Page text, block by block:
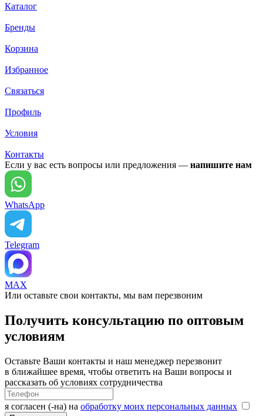
Каталог
Бренды
Корзина
Избранное
Связаться
Профиль
Условия
Контакты
Если у вас есть вопросы или предложения — напишите нам
WhatsApp
Telegram
MAX
Или оставьте свои контакты, мы вам перезвоним
Получить консультацию по оптовым
условиям
Оставьте Ваши контакты и наш менеджер перезвонит
в ближайшее время, чтобы ответить на Ваши вопросы и
рассказать об условиях сотрудничества
я согласен (-на) на обработку моих персональных данных